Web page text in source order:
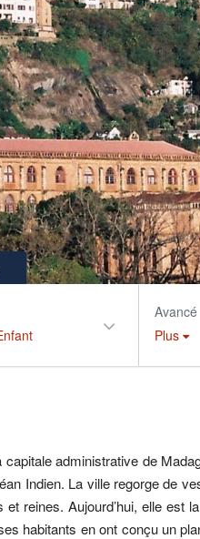
Avancé
Plus
administrative de
Indien. La ville regorge de
reines. Aujourd’hui, elle
habitants en ont conçu un